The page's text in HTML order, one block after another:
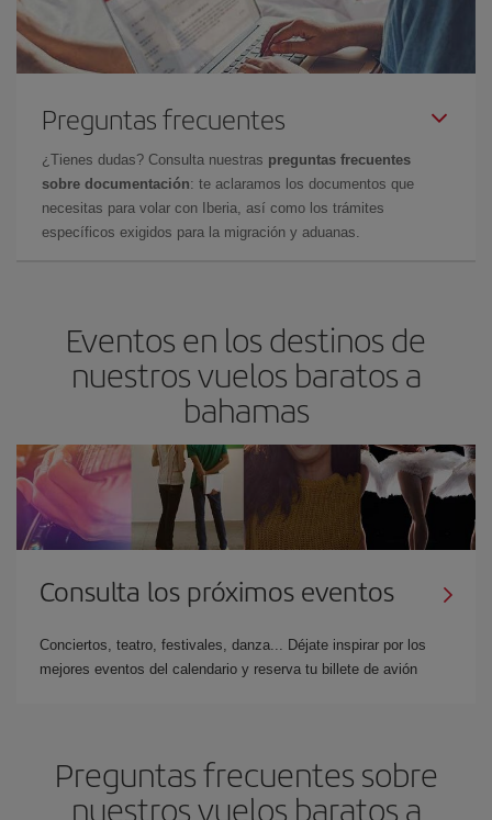
Preguntas frecuentes
¿Tienes dudas? Consulta nuestras preguntas frecuentes
sobre documentación: te aclaramos los documentos que
necesitas para volar con Iberia, así como los trámites
específicos exigidos para la migración y aduanas.
Eventos en los destinos de
nuestros vuelos baratos a
bahamas
Consulta los próximos eventos
Conciertos, teatro, festivales, danza... Déjate inspirar por los
mejores eventos del calendario y reserva tu billete de avión
Preguntas frecuentes sobre
nuestros vuelos baratos a